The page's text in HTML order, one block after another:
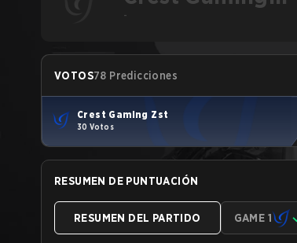
Zst
-
VOTOS78 Predicciones
Crest Gaming Zst
30 Votos
RESUMEN DE PUNTUACIÓN
RESUMEN DEL PARTIDO GAME 1